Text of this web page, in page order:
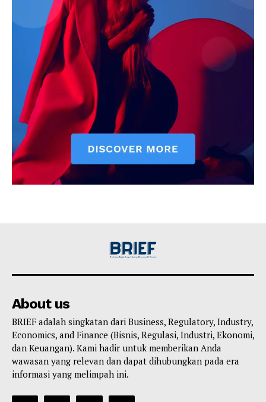
About us
BRIEF adalah singkatan dari Business, Regulatory, Industry,
Economics, and Finance (Bisnis, Regulasi, Industri, Ekonomi,
dan Keuangan). Kami hadir untuk memberikan Anda
wawasan yang relevan dan dapat dihubungkan pada era
informasi yang melimpah ini.